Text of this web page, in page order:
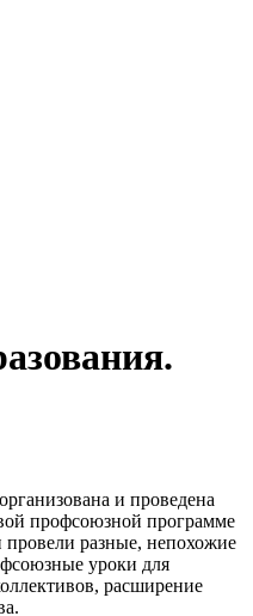
и проведена
профсоюзной программе
разные, непохожие
уроки для
расширение